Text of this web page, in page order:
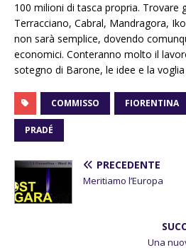
100 milioni di tasca propria. Trovare
Terracciano, Cabral, Mandragora,
non sarà semplice, dovendo
economici. Conteranno molto il
sotegno di Barone, le idee e la
COMMISSO FIORENTINA
PRADÉ
PRECEDENTE
Meritiamo l’Europa
Una